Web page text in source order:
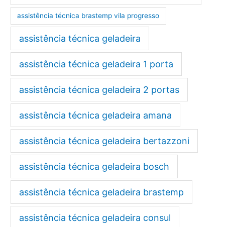
assistência técnica brastemp vila progresso
assistência técnica geladeira
assistência técnica geladeira 1 porta
assistência técnica geladeira 2 portas
assistência técnica geladeira amana
assistência técnica geladeira bertazzoni
assistência técnica geladeira bosch
assistência técnica geladeira brastemp
assistência técnica geladeira consul